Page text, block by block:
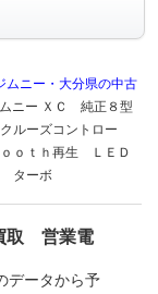
ムニー・大分県の中古
ニー ＸＣ 純正８型
ーズコントロー
ｏｔｈ再生 ＬＥＤ
ターボ
取 営業電
データから予